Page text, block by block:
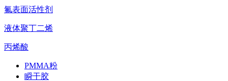
氟表面活性剂
液体聚丁二烯
丙烯酸
PMMA粉
瞬干胶